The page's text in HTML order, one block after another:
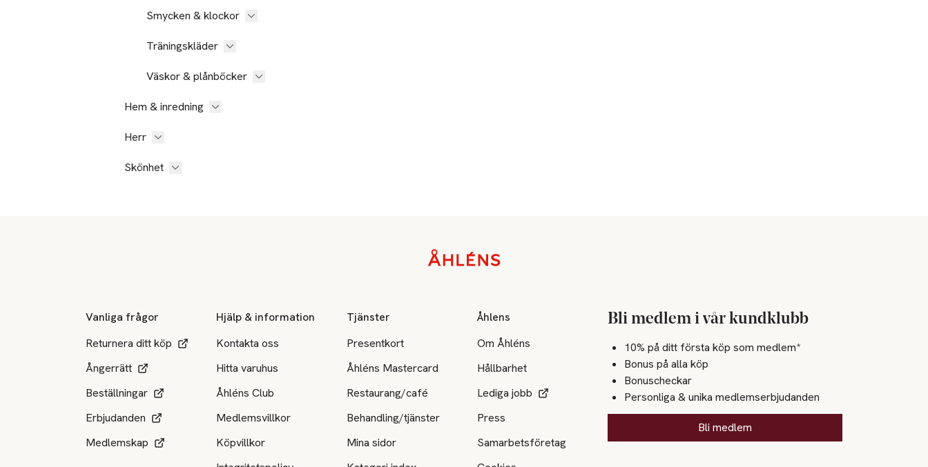
Smycken & klockor
Träningskläder
Väskor & plånböcker
Hem & inredning
Herr
Skönhet
Vanliga frågor
Returnera ditt köp
Ångerrätt
Beställningar
Erbjudanden
Medlemskap
Hjälp & information
Kontakta oss
Hitta varuhus
Åhléns Club
Medlemsvillkor
Köpvillkor
Tjänster
Presentkort
Åhléns Mastercard
Restaurang/café
Behandling/tjänster
Mina sidor
Åhlens
Om Åhléns
Hållbarhet
Lediga jobb
Press
Samarbetsföretag
Bli medlem i vår kundklubb
10% på ditt första köp som medlem*
Bonus på alla köp
Bonuscheckar
Personliga & unika medlemserbjudanden
Bli medlem